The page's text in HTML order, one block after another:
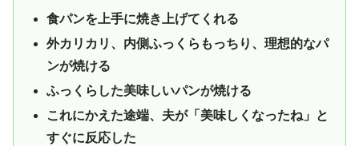
食パンを上手に焼き上げてくれる
外カリカリ、内側ふっくらもっちり、理想的なパ
ンが焼ける
ふっくらした美味しいパンが焼ける
これにかえた途端、夫が「美味しくなったね」と
すぐに反応した